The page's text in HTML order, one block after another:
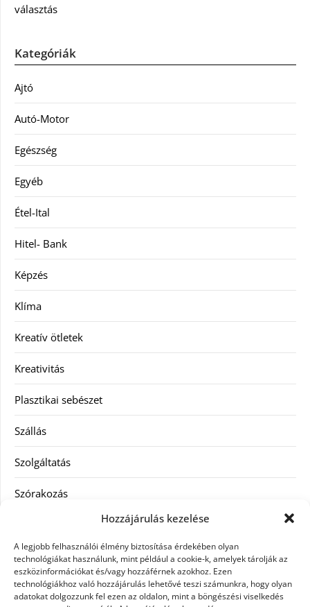
Hozzájárulás kezelése
A legjobb felhasználói élmény biztosítása érdekében olyan
technológiákat használunk, mint például a cookie-k, amelyek tárolják az
eszközinformációkat és/vagy hozzáférnek azokhoz. Ezen
technológiákhoz való hozzájárulás lehetővé teszi számunkra, hogy olyan
adatokat dolgozzunk fel ezen az oldalon, mint a böngészési viselkedés
választás
Kategóriák
Ajtó
Autó-Motor
Egészség
Egyéb
Étel-Ital
Hitel- Bank
Képzés
Klíma
Kreatív ötletek
Kreativitás
Plasztikai sebészet
Szállás
Szolgáltatás
Szórakozás
Vásárlás
Víztisztítás